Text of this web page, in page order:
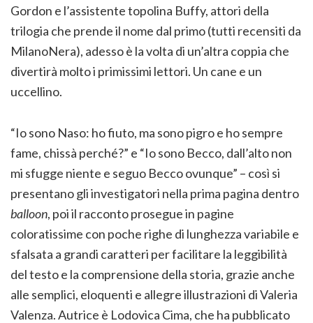
Gordon e l’assistente topolina Buffy, attori della
trilogia che prende il nome dal primo (tutti recensiti da
MilanoNera), adesso è la volta di un’altra coppia che
divertirà molto i primissimi lettori. Un cane e un
uccellino.
“Io sono Naso: ho fiuto, ma sono pigro e ho sempre
fame, chissà perché?” e “Io sono Becco, dall’alto non
mi sfugge niente e seguo Becco ovunque” – così si
presentano gli investigatori nella prima pagina dentro
balloon, poi il racconto prosegue in pagine
coloratissime con poche righe di lunghezza variabile e
sfalsata a grandi caratteri per facilitare la leggibilità
del testo e la comprensione della storia, grazie anche
alle semplici, eloquenti e allegre illustrazioni di Valeria
Valenza. Autrice è Lodovica Cima, che ha pubblicato